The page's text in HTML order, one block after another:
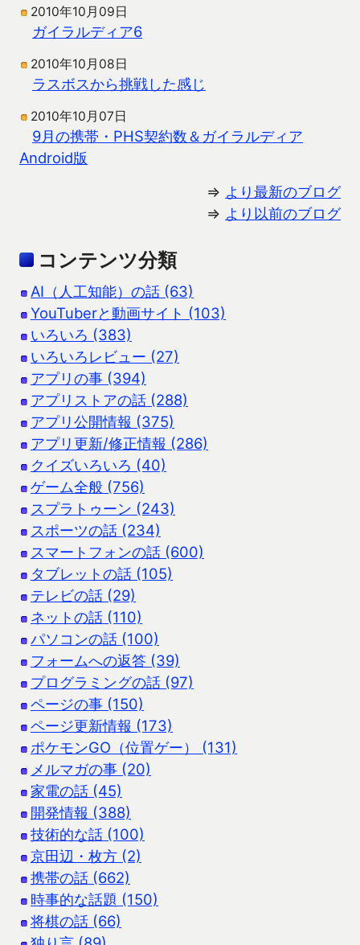
2010年10月09日
ガイラルディア6
2010年10月08日
ラスボスから挑戦した感じ
2010年10月07日
9月の携帯・PHS契約数＆ガイラルディア
Android版
⇒ より最新のブログ
⇒ より以前のブログ
コンテンツ分類
AI（人工知能）の話 (63)
YouTuberと動画サイト (103)
いろいろ (383)
いろいろレビュー (27)
アプリの事 (394)
アプリストアの話 (288)
アプリ公開情報 (375)
アプリ更新/修正情報 (286)
クイズいろいろ (40)
ゲーム全般 (756)
スプラトゥーン (243)
スポーツの話 (234)
スマートフォンの話 (600)
タブレットの話 (105)
テレビの話 (29)
ネットの話 (110)
パソコンの話 (100)
フォームへの返答 (39)
プログラミングの話 (97)
ページの事 (150)
ページ更新情報 (173)
ポケモンGO（位置ゲー） (131)
メルマガの事 (20)
家電の話 (45)
開発情報 (388)
技術的な話 (100)
京田辺・枚方 (2)
携帯の話 (662)
時事的な話題 (150)
将棋の話 (66)